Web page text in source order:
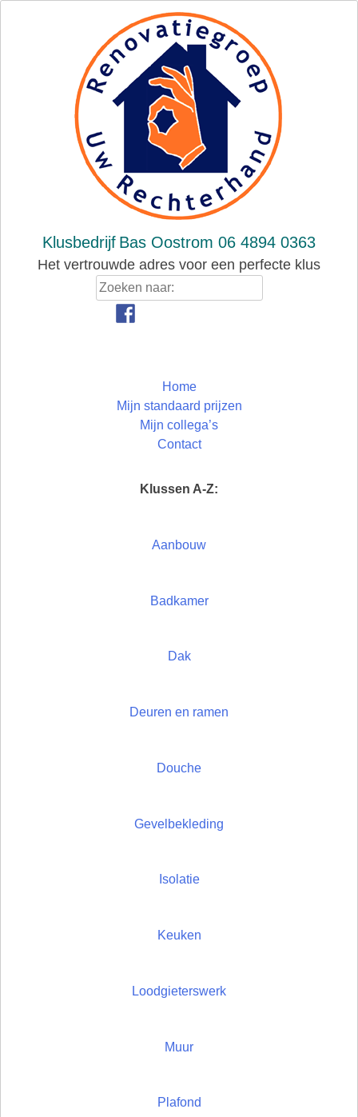
Klusbedrijf Bas Oostrom 06 4894 0363
Het vertrouwde adres voor een perfecte klus
Home
Mijn standaard prijzen
Mijn collega’s
Contact
Klussen A-Z:
Aanbouw
Badkamer
Dak
Deuren en ramen
Douche
Gevelbekleding
Isolatie
Keuken
Loodgieterswerk
Muur
Plafond